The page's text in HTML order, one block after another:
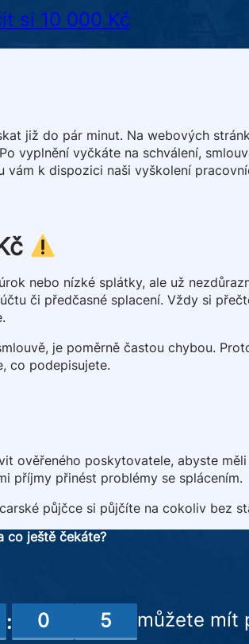
si 10 000 Kč
již do pár minut. Na webových
vyplnění vyčkáte na schválení,
k dispozici naši vyškolení
nebo nízké splátky, ale už
či předčasné splacení. Vždy si
je poměrně častou chybou.
co podepisujete.
ověřeného poskytovatele, abyste
příjmy přinést problémy se splácením.
půjčce si půjčíte na cokoliv bez
co ještě čekáte?
: 0 5 můžete mít